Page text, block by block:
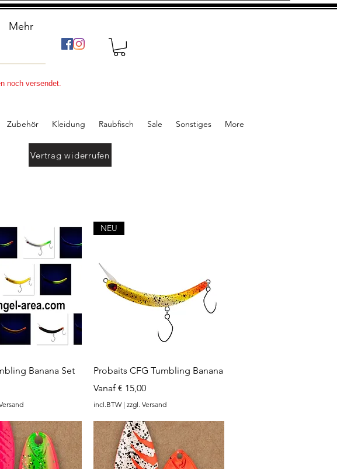
Mehr
Zubehör Kleidung Raubfisch Sale Sonstiges More
noch versendet.
Vertrag widerrufen
overzichtBanana Set
Snel overzicht
NEU
Probaits CFG Tumbling Banana
Vanaf € 15,00
Verkoopprijs
incl.BTW | zzgl. Versand